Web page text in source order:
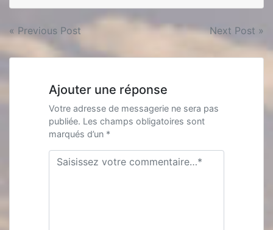
Navigation
de
l’article
« Previous Post Next Post »
Ajouter une réponse
Votre adresse de messagerie ne sera pas
publiée. Les champs obligatoires sont
marqués d’un *